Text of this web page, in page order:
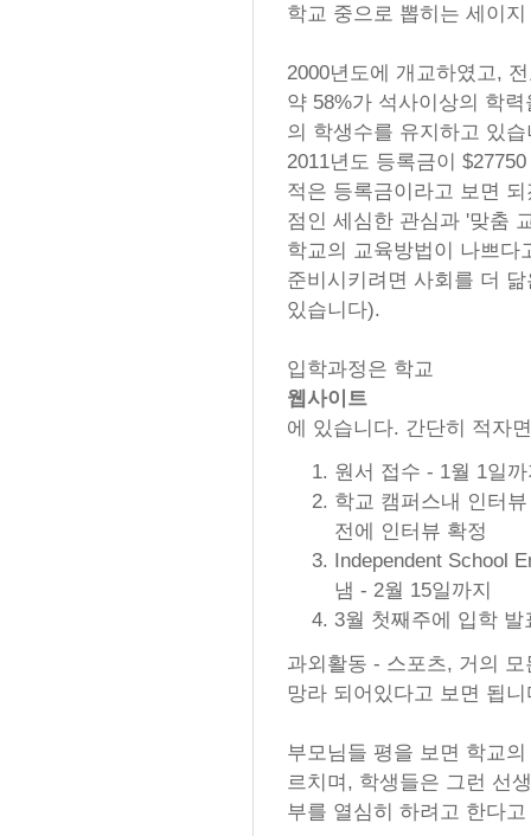
학교 중으로 뽑히는 세이
2000년도에 개교하였고,
약 58%가 석사이상의 학
의 학생수를 유지하고 있
2011년도 등록금이
적은 등록금이라고 보면
점인 세심한 관심과 '맞춤
학교의 교육방법이 나쁘다
준비시키려면 사회를 더
있습니다).
입학과정은 학교
웹사이트
에 있습니다. 간단히 적자
원서 접수 - 1월 1일
학교 캠퍼스내 인터
전에 인터뷰 확정
Independent School
냄 - 2월 15일까지
3월 첫째주에 입학 발
과외활동 - 스포츠, 거의
망라 되어있다고 보면 됩니
부모님들 평을 보면 학교
르치며, 학생들은 그런 선
부를 열심히 하려고 한다